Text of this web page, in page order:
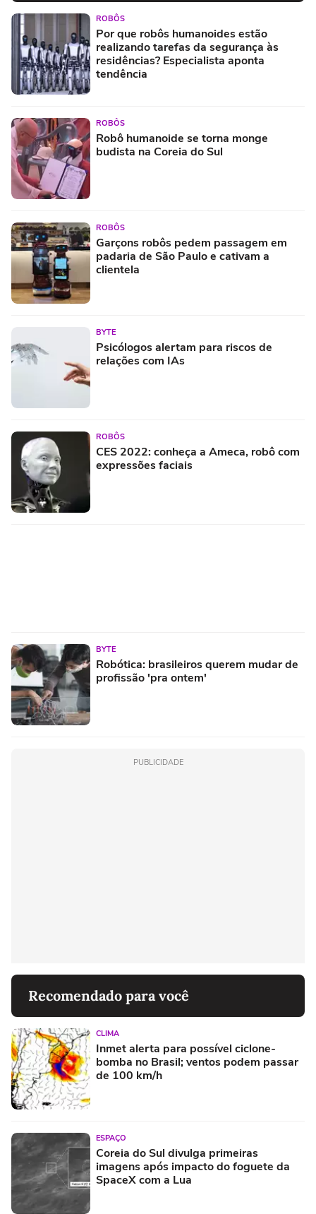
ROBÔS
Por que robôs humanoides estão
realizando tarefas da segurança às
residências? Especialista aponta
tendência
ROBÔS
Robô humanoide se torna monge
budista na Coreia do Sul
ROBÔS
Garçons robôs pedem passagem em
padaria de São Paulo e cativam a
clientela
BYTE
Psicólogos alertam para riscos de
relações com IAs
ROBÔS
CES 2022: conheça a Ameca, robô com
expressões faciais
BYTE
Robótica: brasileiros querem mudar de
profissão 'pra ontem'
PUBLICIDADE
Recomendado para você
CLIMA
Inmet alerta para possível ciclone-
bomba no Brasil; ventos podem passar
de 100 km/h
ESPAÇO
Coreia do Sul divulga primeiras
imagens após impacto do foguete da
SpaceX com a Lua